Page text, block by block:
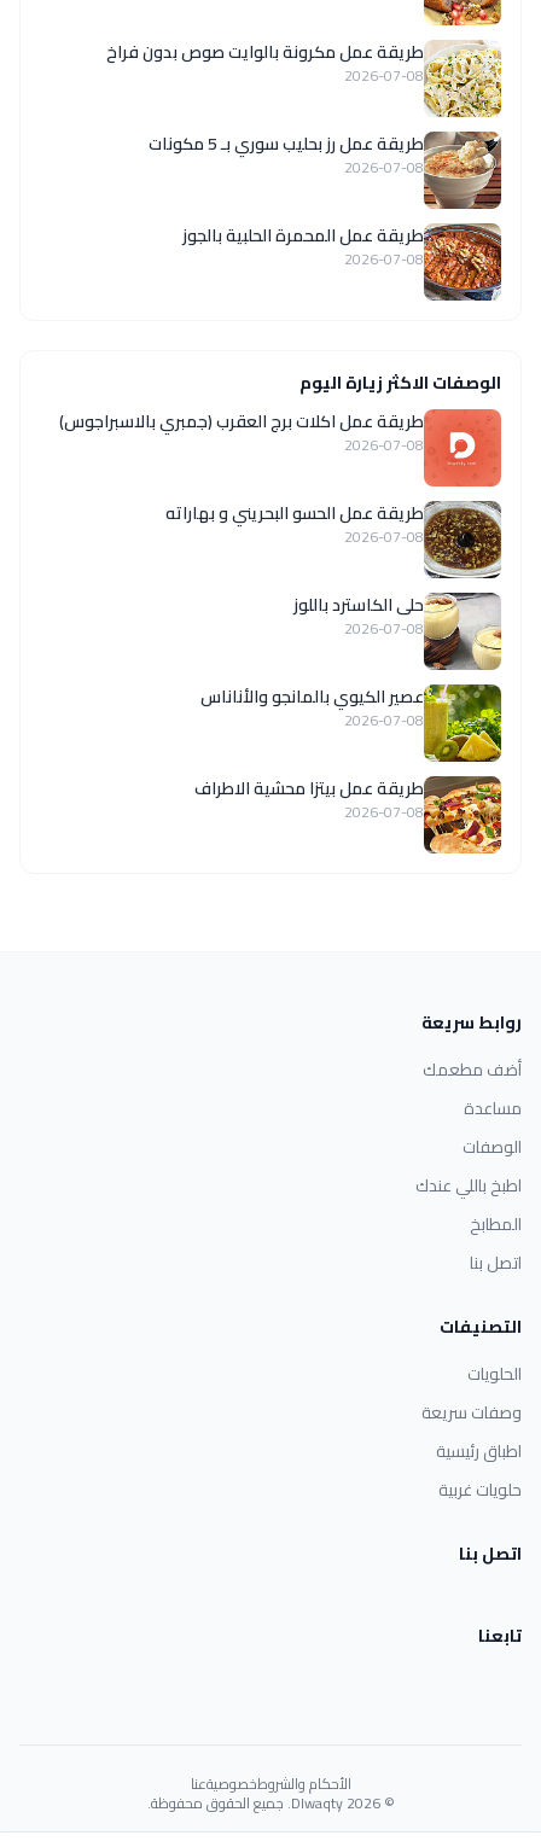
طريقة عمل مكرونة بالوايت صوص بدون فراخ
2026-07-08
طريقة عمل رز بحليب سوري بـ 5 مكونات
2026-07-08
طريقة عمل المحمرة الحلبية بالجوز
2026-07-08
الوصفات الاكثر زيارة اليوم
طريقة عمل اكلات برج العقرب (جمبري بالاسبراجوس)
2026-07-08
طريقة عمل الحسو البحريني و بهاراته
2026-07-08
حلى الكاسترد باللوز
2026-07-08
عصير الكيوي بالمانجو والأناناس
2026-07-08
طريقة عمل بيتزا محشية الاطراف
2026-07-08
روابط سريعة
أضف مطعمك
مساعدة
الوصفات
اطبخ باللي عندك
المطابخ
اتصل بنا
التصنيفات
الحلويات
وصفات سريعة
اطباق رئيسية
حلويات غربية
اتصل بنا
تابعنا
الأحكام والشروطخصوصيةعنا
© 2026 Dlwaqty. جميع الحقوق محفوظة.